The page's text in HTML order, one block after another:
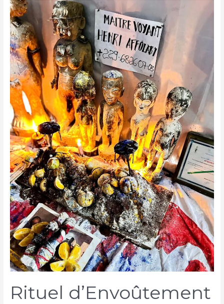
Rituel d’Envoûtement